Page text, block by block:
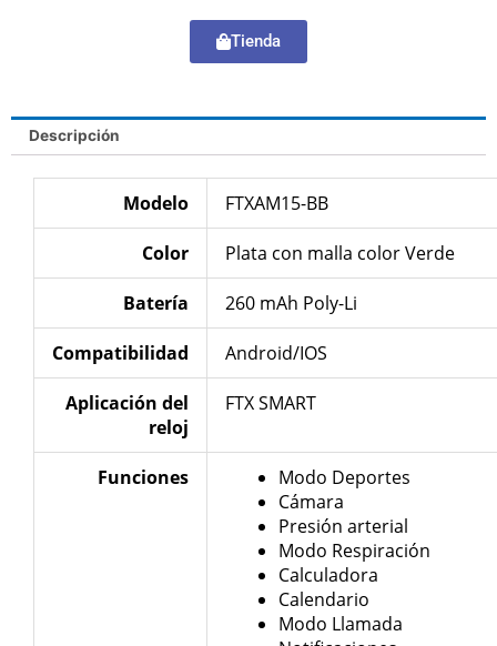
Tienda
Descripción
Modelo FTXAM15-BB
Color Plata con malla color Verde
Batería 260 mAh Poly-Li
Compatibilidad Android/IOS
Aplicación del
reloj
FTX SMART
Funciones
Modo Deportes
Cámara
Presión arterial
Modo Respiración
Calculadora
Calendario
Modo Llamada